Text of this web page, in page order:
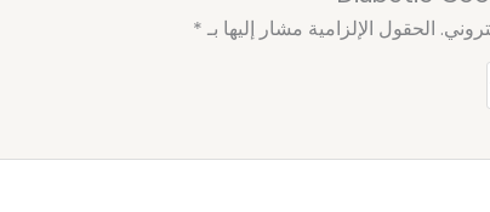
الحقول الإلزامية مشار إليها بـ *